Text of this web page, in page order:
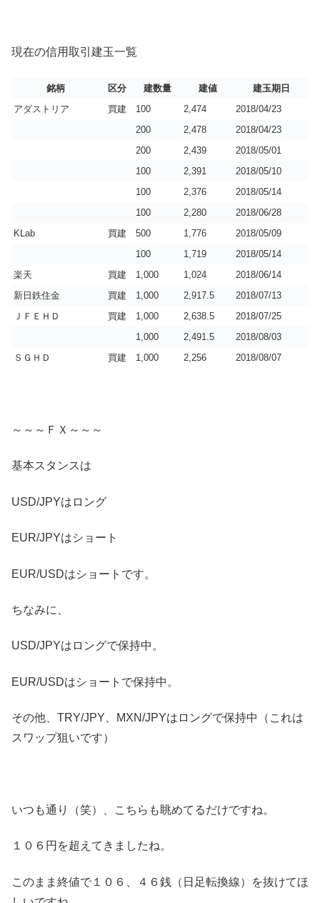
現在の信用取引建玉一覧
銘柄 区分 建数量 建値
建玉期日
アダストリア
買建 100 2,474
2018/04/23
200
2,478
2018/04/23
200
2,439
2018/05/01
100
2,391
2018/05/10
100
2,376
2018/05/14
100
2,280
2018/06/28
KLab
買建 500 1,776
2018/05/09
100
1,719
2018/05/14
楽天
買建 1,000 1,024
2018/06/14
新日鉄住金
買建 1,000 2,917.5
2018/07/13
ＪＦＥＨＤ
買建 1,000 2,638.5
2018/07/25
1,000
2,491.5
2018/08/03
ＳＧＨＤ
買建 1,000 2,256 2018/08/07
～～～ＦＸ～～～
基本スタンスは
USD/JPYはロング
EUR/JPYはショート
EUR/USDはショートです。
ちなみに、
USD/JPYはロングで保持中。
EUR/USDはショートで保持中。
その他、TRY/JPY、MXN/JPYはロングで保持中（これは
スワップ狙いです）
いつも通り（笑）、こちらも眺めてるだけですね。
１０６円を超えてきましたね。
このまま終値で１０６、４６銭（日足転換線）を抜けてほ